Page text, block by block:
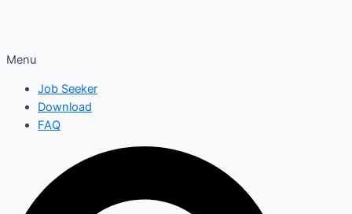
Menu
Job Seeker
Download
FAQ